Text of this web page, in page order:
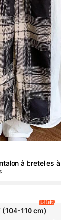
à bretelles à
(104-110 cm)
14 left